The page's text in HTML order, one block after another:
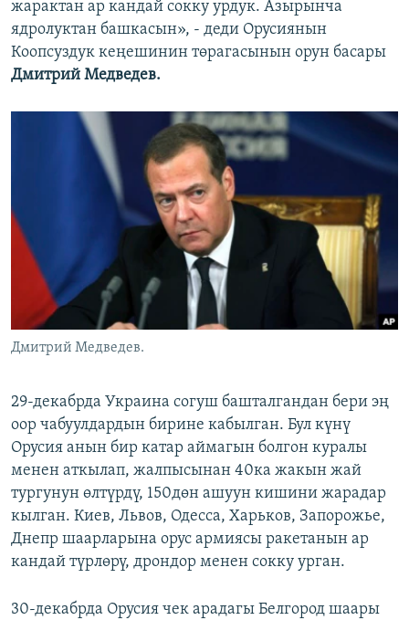
жарактан ар кандай сокку урдук. Азырынча
ядролуктан башкасын», - деди Орусиянын
Коопсуздук кеңешинин төрагасынын орун басары
Дмитрий Медведев.
Дмитрий Медведев.
29-декабрда Украина согуш башталгандан бери эң
оор чабуулдардын бирине кабылган. Бул күнү
Орусия анын бир катар аймагын болгон куралы
менен аткылап, жалпысынан 40ка жакын жай
тургунун өлтүрдү, 150дөн ашуун кишини жарадар
кылган. Киев, Львов, Одесса, Харьков, Запорожье,
Днепр шаарларына орус армиясы ракетанын ар
кандай түрлөрү, дрондор менен сокку урган.
30-декабрда Орусия чек арадагы Белгород шаары